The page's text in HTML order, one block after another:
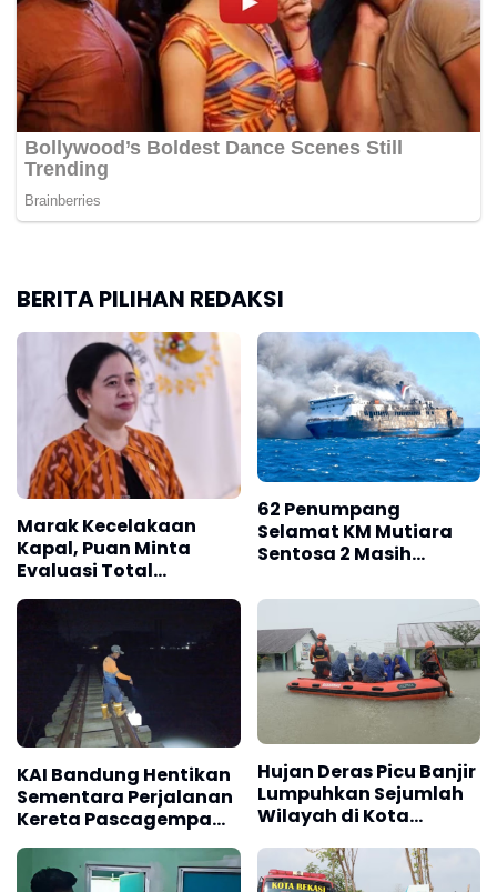
BERITA PILIHAN REDAKSI
Marak Kecelakaan
Kapal, Puan Minta
Evaluasi Total
62 Penumpang
Selamat KM Mutiara
Sentosa 2 Masih
Masalembu
KAI Bandung Hentikan
Sementara Perjalanan
Kereta Pascagempa
Pangandaran
Hujan Deras Picu Banjir
Lumpuhkan Sejumlah
Wilayah di Kota